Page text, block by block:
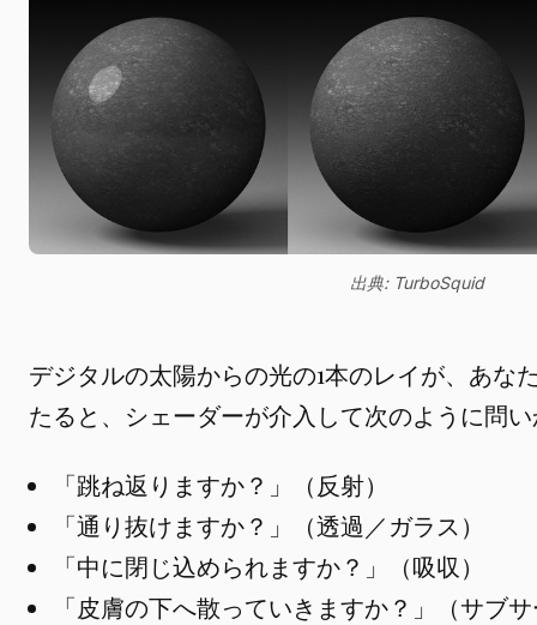
出典: TurboSquid
デジタルの太陽からの光の1本のレイが、あな
たると、シェーダーが介入して次のように問
「跳ね返りますか？」（反射）
「通り抜けますか？」（透過／ガラス）
「中に閉じ込められますか？」（吸収）
「皮膚の下へ散っていきますか？」（サブ